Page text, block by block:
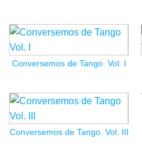
Conversemos de Tango. Vol. I
Conversemos de Tango. Vol. III